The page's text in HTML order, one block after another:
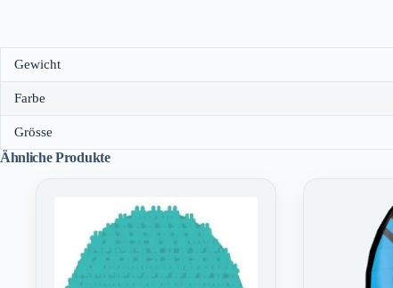
Gewicht
Farbe
Grösse
Ähnliche Produkte